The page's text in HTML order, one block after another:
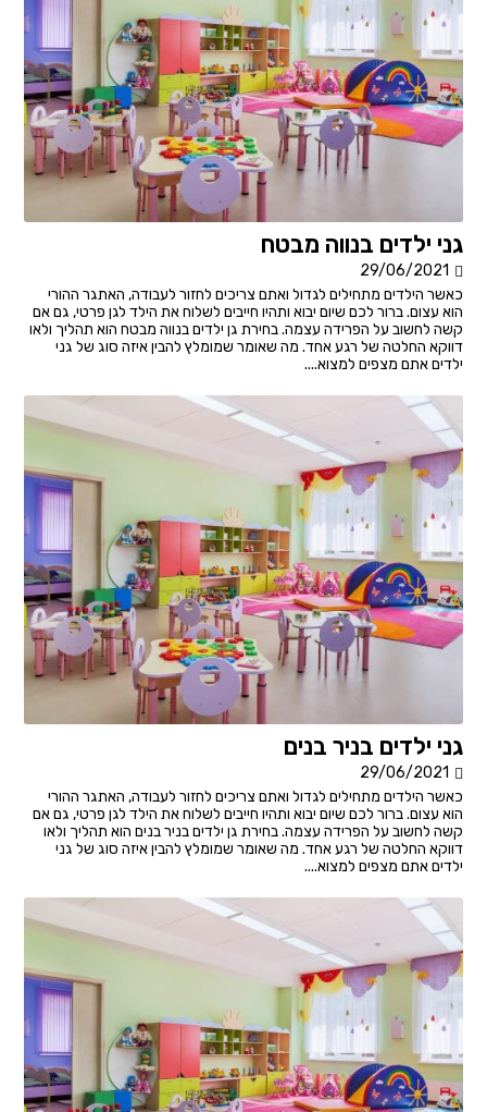
גני ילדים בנווה מבטח
29/06/2021
כאשר הילדים מתחילים לגדול ואתם צריכים לחזור לעבודה, האתגר ההורי
הוא עצום. ברור לכם שיום יבוא ותהיו חייבים לשלוח את הילד לגן פרטי, גם אם
קשה לחשוב על הפרידה עצמה. בחירת גן ילדים בנווה מבטח הוא תהליך ולאו
דווקא החלטה של רגע אחד. מה שאומר שמומלץ להבין איזה סוג של גני
ילדים אתם מצפים למצוא....
גני ילדים בניר בנים
29/06/2021
כאשר הילדים מתחילים לגדול ואתם צריכים לחזור לעבודה, האתגר ההורי
הוא עצום. ברור לכם שיום יבוא ותהיו חייבים לשלוח את הילד לגן פרטי, גם אם
קשה לחשוב על הפרידה עצמה. בחירת גן ילדים בניר בנים הוא תהליך ולאו
דווקא החלטה של רגע אחד. מה שאומר שמומלץ להבין איזה סוג של גני
ילדים אתם מצפים למצוא....